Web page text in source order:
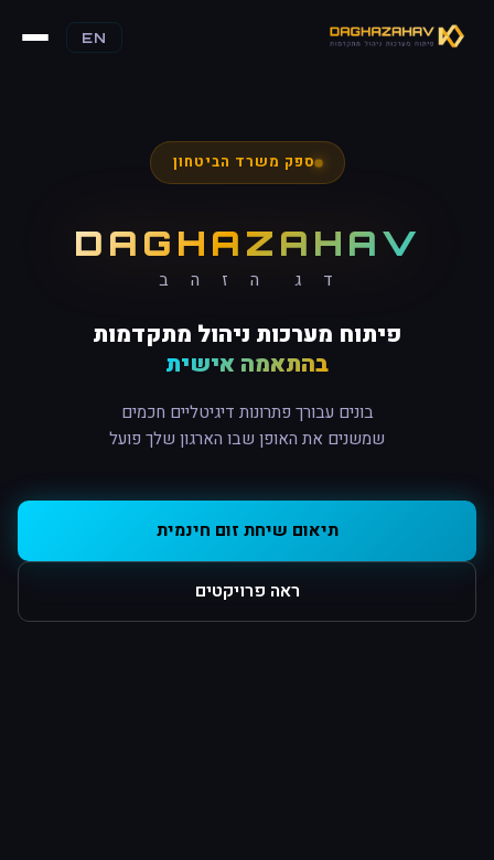
EN
ספק משרד הביטחון
DAGHAZAHAV
ד ג ה ז ה ב
פיתוח מערכות ניהול מתקדמות
בהתאמה אישית
בונים עבורך פתרונות דיגיטליים חכמים
שמשנים את האופן שבו הארגון שלך פועל
תיאום שיחת זום חינמית
ראה פרויקטים